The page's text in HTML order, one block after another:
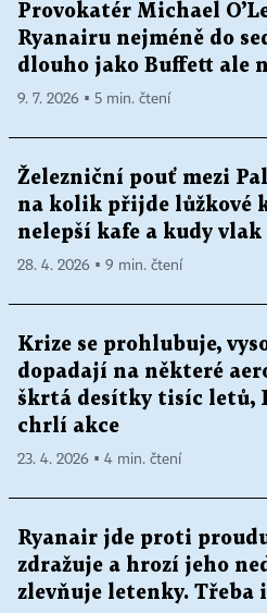
Provokatér Michael
Ryanairu nejméně do
dlouho jako Buffett ale
9. 7. 2026 ▪ 5 min. čtení
Železniční pouť mezi
na kolik přijde lůžkové
nelepší kafe a kudy
28. 4. 2026 ▪ 9 min. čtení
Krize se prohlubuje,
dopadají na některé
škrtá desítky tisíc letů,
chrlí akce
23. 4. 2026 ▪ 4 min. čtení
Ryanair jde proti
zdražuje a hrozí jeho
zlevňuje letenky. Třeba